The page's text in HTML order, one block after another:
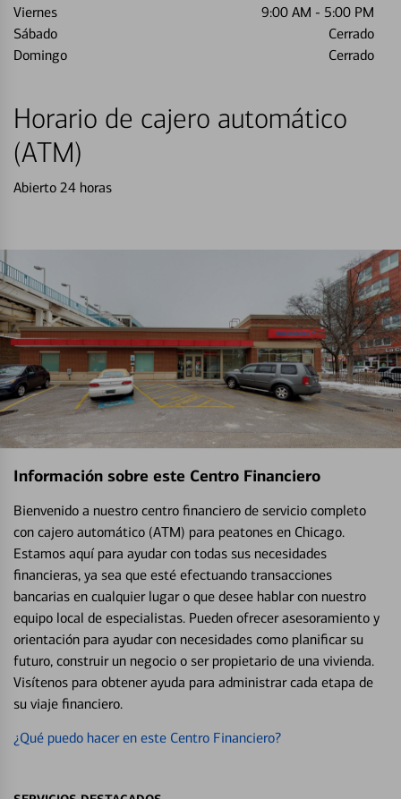
Viernes
9:00 AM - 5:00 PM
Sábado
Cerrado
Domingo
Cerrado
Horario de cajero automático
(ATM)
Abierto 24 horas
Información sobre este Centro Financiero
Bienvenido a nuestro centro financiero de servicio completo
con cajero automático (ATM) para peatones en Chicago.
Estamos aquí para ayudar con todas sus necesidades
financieras, ya sea que esté efectuando transacciones
bancarias en cualquier lugar o que desee hablar con nuestro
equipo local de especialistas. Pueden ofrecer asesoramiento y
orientación para ayudar con necesidades como planificar su
futuro, construir un negocio o ser propietario de una vivienda.
Visítenos para obtener ayuda para administrar cada etapa de
su viaje financiero.
¿Qué puedo hacer en este Centro Financiero?